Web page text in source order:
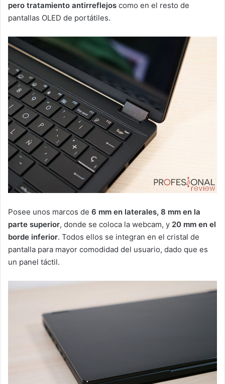
pero tratamiento antirreflejos como en el resto de
pantallas OLED de portátiles.
Posee unos marcos de 6 mm en laterales, 8 mm en la
parte superior, donde se coloca la webcam, y 20 mm en el
borde inferior. Todos ellos se integran en el cristal de
pantalla para mayor comodidad del usuario, dado que es
un panel táctil.